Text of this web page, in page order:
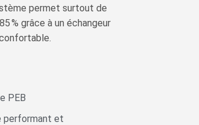
permet surtout de
% grâce à un échangeur
PEB
performant et